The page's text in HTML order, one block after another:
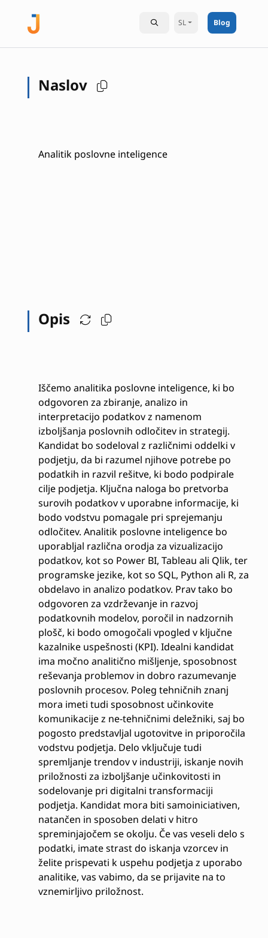
SL Blog
Naslov
Analitik poslovne inteligence
Opis
Iščemo analitika poslovne inteligence, ki bo
odgovoren za zbiranje, analizo in
interpretacijo podatkov z namenom
izboljšanja poslovnih odločitev in strategij.
Kandidat bo sodeloval z različnimi oddelki v
podjetju, da bi razumel njihove potrebe po
podatkih in razvil rešitve, ki bodo podpirale
cilje podjetja. Ključna naloga bo pretvorba
surovih podatkov v uporabne informacije, ki
bodo vodstvu pomagale pri sprejemanju
odločitev. Analitik poslovne inteligence bo
uporabljal različna orodja za vizualizacijo
podatkov, kot so Power BI, Tableau ali Qlik, ter
programske jezike, kot so SQL, Python ali R, za
obdelavo in analizo podatkov. Prav tako bo
odgovoren za vzdrževanje in razvoj
podatkovnih modelov, poročil in nadzornih
plošč, ki bodo omogočali vpogled v ključne
kazalnike uspešnosti (KPI). Idealni kandidat
ima močno analitično mišljenje, sposobnost
reševanja problemov in dobro razumevanje
poslovnih procesov. Poleg tehničnih znanj
mora imeti tudi sposobnost učinkovite
komunikacije z ne-tehničnimi deležniki, saj bo
pogosto predstavljal ugotovitve in priporočila
vodstvu podjetja. Delo vključuje tudi
spremljanje trendov v industriji, iskanje novih
priložnosti za izboljšanje učinkovitosti in
sodelovanje pri digitalni transformaciji
podjetja. Kandidat mora biti samoiniciativen,
natančen in sposoben delati v hitro
spreminjajočem se okolju. Če vas veseli delo s
podatki, imate strast do iskanja vzorcev in
želite prispevati k uspehu podjetja z uporabo
analitike, vas vabimo, da se prijavite na to
vznemirljivo priložnost.